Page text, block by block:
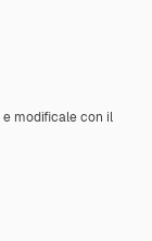
e modificale con il